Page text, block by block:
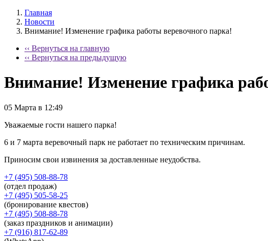
Главная
Новости
Внимание! Изменение графика работы веревочного парка!
‹‹ Вернуться на главную
‹‹ Вернуться на предыдущую
Внимание! Изменение графика
05 Марта в 12:49
Уважаемые гости нашего парка!
6 и 7 марта веревочный парк не работает по техническим причинам.
Приносим свои извинения за доставленные неудобства.
+7 (495) 508-88-78
(отдел продаж)
+7 (495) 505-58-25
(бронирование квестов)
+7 (495) 508-88-78
(заказ праздников и анимации)
+7 (916) 817-62-89